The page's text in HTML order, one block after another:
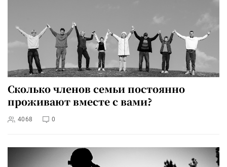
Сколько членов семьи постоянно
проживают вместе с вами?
4068 0